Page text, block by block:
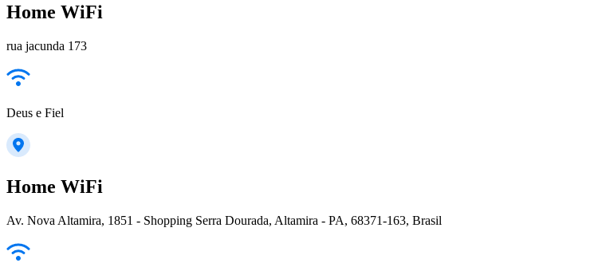
Home WiFi
rua jacunda 173
Deus e Fiel
Home WiFi
Av. Nova Altamira, 1851 - Shopping Serra Dourada, Altamira - PA, 68371-163, Brasil